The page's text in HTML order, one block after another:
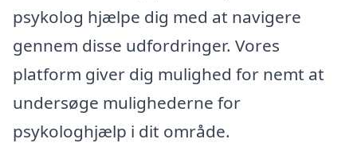
psykolog hjælpe dig med at navigere
gennem disse udfordringer. Vores
platform giver dig mulighed for nemt at
undersøge mulighederne for
psykologhjælp i dit område.